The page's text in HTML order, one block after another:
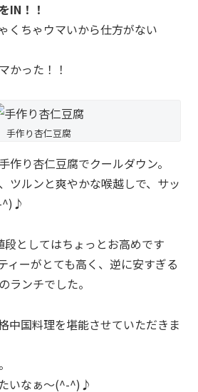
IN！！
くちゃウマいから仕方がない
かった！！
手作り杏仁豆腐
作り杏仁豆腐でクールダウン。
ツルンと爽やかな喉越しで、サッ
^)♪
としてはちょっとお高めです
ィーがとても高く、逆に安すぎる
ランチでした。
中国料理を堪能させていただきま
いなぁ～(^-^)♪